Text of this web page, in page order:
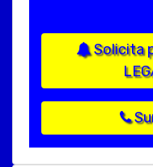
Solicita